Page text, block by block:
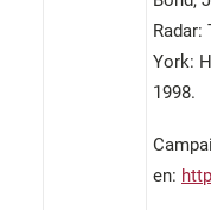
Radar:
York:
1998.
en: